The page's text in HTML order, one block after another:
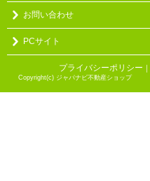
お問い合わせ
PCサイト
プライバシーポリシー ｜
Copyright(c) ジャパナビ不動産ショップ